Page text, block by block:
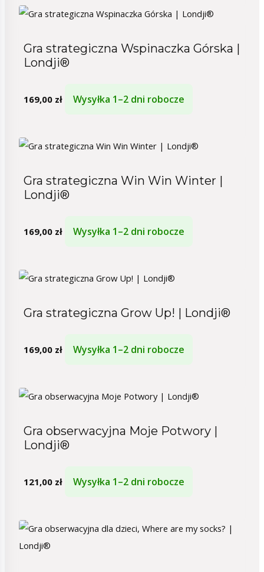
Gra strategiczna Wspinaczka Górska |
Londji®
169,00 zł Wysyłka 1–2 dni robocze
Gra strategiczna Win Win Winter |
Londji®
169,00 zł Wysyłka 1–2 dni robocze
Gra strategiczna Grow Up! | Londji®
169,00 zł Wysyłka 1–2 dni robocze
Gra obserwacyjna Moje Potwory |
Londji®
121,00 zł Wysyłka 1–2 dni robocze